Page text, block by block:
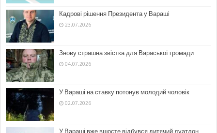
Кадрові рішення Президента у Вараші
23.07.2026
Знову страшна звістка для Вараської громади
04.07.2026
У Вараші на ставку потонув молодий чоловік
02.07.2026
У Вараші вже вшосте відбувся дитячий дуатлон